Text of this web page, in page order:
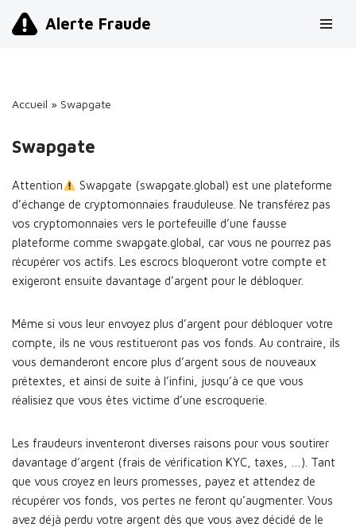
Alerte Fraude
Accueil » Swapgate
Swapgate
Attention
Swapgate (swapgate.global) est une plateforme
d’échange de cryptomonnaies frauduleuse. Ne transférez pas
vos cryptomonnaies vers le portefeuille d’une fausse
plateforme comme swapgate.global, car vous ne pourrez pas
récupérer vos actifs. Les escrocs bloqueront votre compte et
exigeront ensuite davantage d’argent pour le débloquer.
Même si vous leur envoyez plus d’argent pour débloquer votre
compte, ils ne vous restitueront pas vos fonds. Au contraire, ils
vous demanderont encore plus d’argent sous de nouveaux
prétextes, et ainsi de suite à l’infini, jusqu’à ce que vous
réalisiez que vous êtes victime d’une escroquerie.
Les fraudeurs inventeront diverses raisons pour vous soutirer
davantage d’argent (frais de vérification KYC, taxes, …). Tant
que vous croyez en leurs promesses, payez et attendez de
récupérer vos fonds, vos pertes ne feront qu’augmenter. Vous
avez déjà perdu votre argent dès que vous avez décidé de le